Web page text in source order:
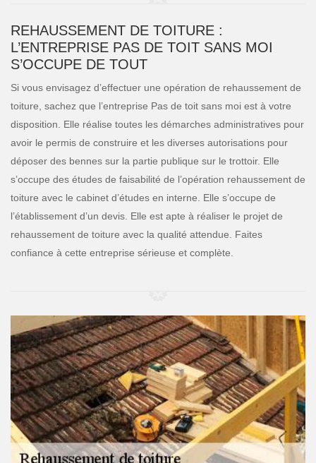
REHAUSSEMENT DE TOITURE :
L’ENTREPRISE PAS DE TOIT SANS MOI
S’OCCUPE DE TOUT
Si vous envisagez d’effectuer une opération de rehaussement de
toiture, sachez que l’entreprise Pas de toit sans moi est à votre
disposition. Elle réalise toutes les démarches administratives pour
avoir le permis de construire et les diverses autorisations pour
déposer des bennes sur la partie publique sur le trottoir. Elle
s’occupe des études de faisabilité de l’opération rehaussement de
toiture avec le cabinet d’études en interne. Elle s’occupe de
l’établissement d’un devis. Elle est apte à réaliser le projet de
rehaussement de toiture avec la qualité attendue. Faites
confiance à cette entreprise sérieuse et complète.